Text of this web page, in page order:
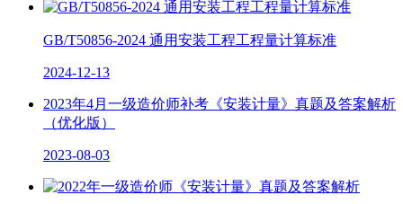
GB/T50856-2024 通用安装工程工程量计算标准
2024-12-13
2023年4月一级造价师补考《安装计量》真题及答案解析
（优化版）
2023-08-03